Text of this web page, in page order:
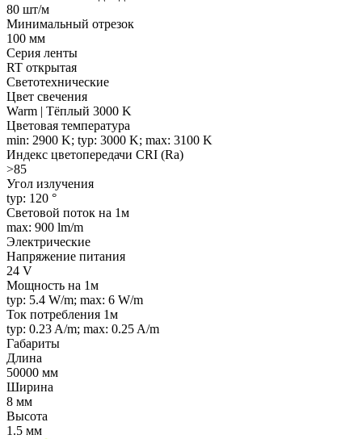
80 шт/м
Минимальный отрезок
100 мм
Серия ленты
RT открытая
Светотехнические
Цвет свечения
Warm | Тёплый 3000 K
Цветовая температура
min: 2900 K; typ: 3000 K; max: 3100 K
Индекс цветопередачи CRI (Ra)
>85
Угол излучения
typ: 120 °
Световой поток на 1м
max: 900 lm/m
Электрические
Напряжение питания
24 V
Мощность на 1м
typ: 5.4 W/m; max: 6 W/m
Ток потребления 1м
typ: 0.23 A/m; max: 0.25 A/m
Габариты
Длина
50000 мм
Ширина
8 мм
Высота
1.5 мм